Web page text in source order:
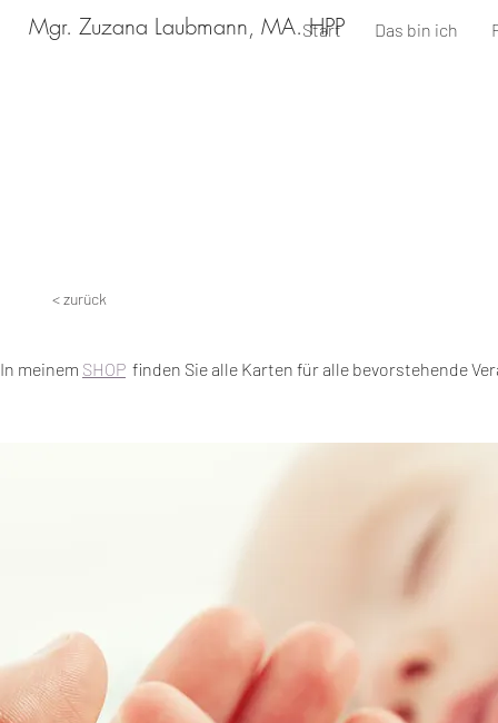
Mgr. Zuzana Laubmann, MA. HPP
Start Das bin ich
< zurück
In meinem SHOP finden Sie alle Karten für alle bevorstehende